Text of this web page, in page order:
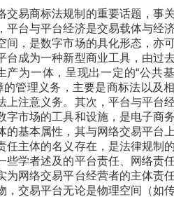
交易商标法规制的重要话题，事
平台与平台经济是交易载体与经
间，是数字市场的具化形态，亦
台成为一种新型商业工具，由过
为一体，呈现出一定的“公共
管理义务，主要是商标法以及
上注意义务。其次，平台与平台
字市场的工具和设施，是电子商
的基本属性，其与网络交易平台
主体的名义存在，是法律规制
些学者述及的平台责任、网络责
为网络交易平台经营者的主体责
，交易平台无论是物理空间（如